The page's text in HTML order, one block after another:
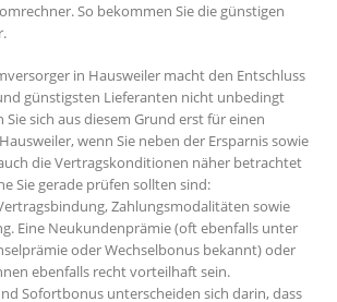
So bekommen Sie die günstigen
in Hausweiler macht den Entschluss
günstigsten Lieferanten nicht unbedingt
Sie sich aus diesem Grund erst für einen
wenn Sie neben der Ersparnis sowie
die Vertragskonditionen näher betrachtet
Sie gerade prüfen sollten sind:
Zahlungsmodalitäten sowie
Eine Neukundenprämie (oft ebenfalls unter
oder Wechselbonus bekannt) oder
ebenfalls recht vorteilhaft sein.
Sofortbonus unterscheiden sich darin, dass